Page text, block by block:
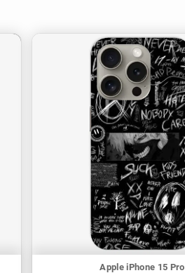
Apple iPhone 15 Pro